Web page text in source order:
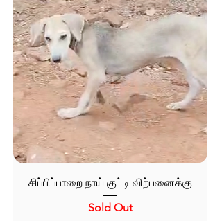
சிப்பிப்பாறை நாய் குட்டி விற்பனைக்கு
Sold Out